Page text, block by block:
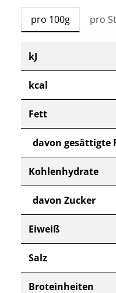
pro 100g pro
kJ
kcal
Fett
davon gesättigte
Kohlenhydrate
davon Zucker
Eiweiß
Salz
Broteinheiten